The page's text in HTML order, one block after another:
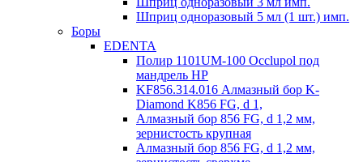
Шприц одноразовый 5 мл (1 шт.) имп.
Боры
EDENTA
Полир 1101UM-100 Occlupol под
мандрель HP
KF856.314.016 Алмазный бор K-
Diamond K856 FG, d 1,
Алмазный бор 856 FG, d 1,2 мм,
зернистость крупная
Алмазный бор 856 FG, d 1,2 мм,